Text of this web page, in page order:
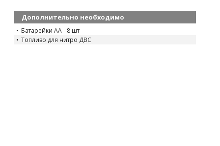
Дополнительно необходимо
Батарейки AA - 8 шт
Топливо для нитро ДВС